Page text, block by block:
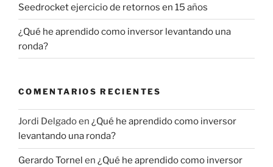
Seedrocket ejercicio de retornos en 15 años
¿Qué he aprendido como inversor levantando una
ronda?
COMENTARIOS RECIENTES
Jordi Delgadoen ¿Qué he aprendido como inversor
levantando una ronda?
Gerardo Tornel en ¿Qué he aprendido como inversor